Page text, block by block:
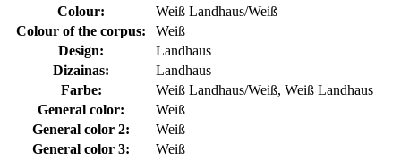
Colour:
Weiß Landhaus/Weiß
Colour of the corpus:
Weiß
Design:
Landhaus
Dizainas:
Landhaus
Farbe:
Weiß Landhaus/Weiß, Weiß Landhaus
General color:
Weiß
General color 2:
Weiß
General color 3:
Weiß